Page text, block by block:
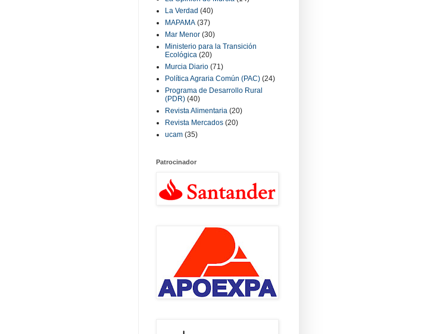
La Verdad (40)
MAPAMA (37)
Mar Menor (30)
Ministerio para la Transición
Ecológica (20)
Murcia Diario (71)
Política Agraria Común (PAC) (24)
Programa de Desarrollo Rural
(PDR) (40)
Revista Alimentaria (20)
Revista Mercados (20)
ucam (35)
Patrocinador